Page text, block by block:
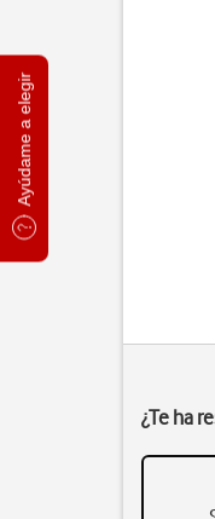
Ayúdame a elegir
¿Te ha